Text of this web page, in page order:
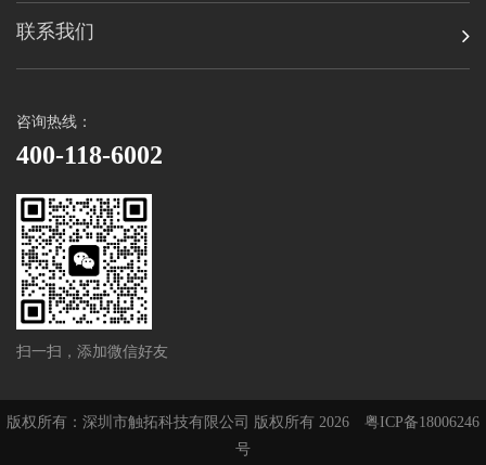
联系我们
咨询热线：
400-118-6002
扫一扫，添加微信好友
版权所有：深圳市触拓科技有限公司 版权所有 2026 粤ICP备18006246
号